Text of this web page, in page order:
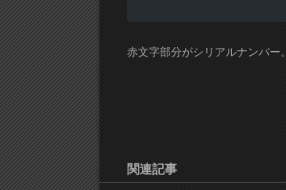
赤文字部分がシリアルナンバー。
関連記事